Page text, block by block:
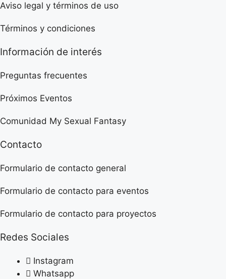
Aviso legal y términos de uso
Términos y condiciones
Información de interés
Preguntas frecuentes
Próximos Eventos
Comunidad My Sexual Fantasy
Contacto
Formulario de contacto general
Formulario de contacto para eventos
Formulario de contacto para proyectos
Redes Sociales
Instagram
Whatsapp